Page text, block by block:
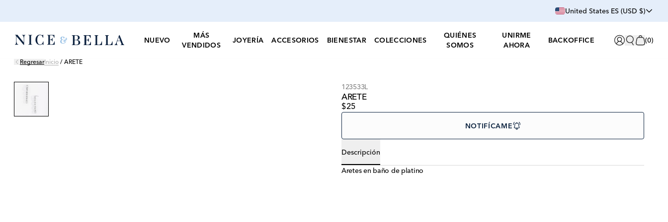
United States ES (USD $)
NUEVO
MÁS
VENDIDOS
JOYERÍA ACCESORIOS BIENESTAR COLECCIONES
QUIÉNES
SOMOS
UNIRME
AHORA
BACKOFFICE (0)
RegresarInicio / ARETE
123533L
ARETE
$25
NOTIFÍCAME
Descripción
Aretes en baño de platino